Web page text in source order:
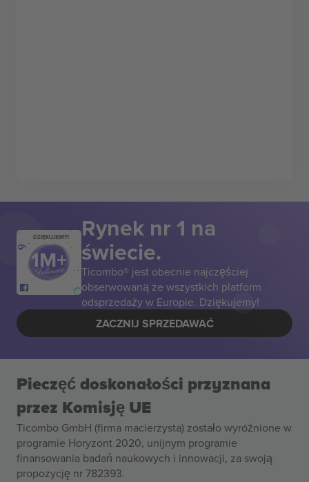
DZIĘKUJEMY! Rynek nr 1 na
świecie.
Ticombo® jest obecnie najczęściej
obserwowaną ze wszystkich platform
odsprzedaży w Europie. Dziękujemy!
ZACZNIJ SPRZEDAWAĆ
Pieczęć doskonałości przyznana
przez Komisję UE
Ticombo GmbH (firma macierzysta) zostało wyróżnione w
programie Horyzont 2020, unijnym programie
finansowania badań naukowych i innowacji, za swoją
propozycję nr 782393.